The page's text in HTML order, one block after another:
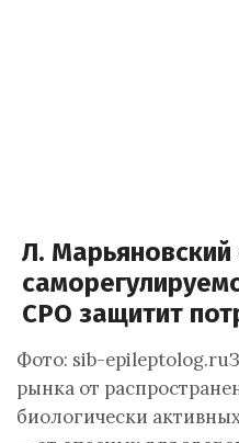
Л. Марьяновский
СРО защитит
Фото: sib-
рынка от
биологически